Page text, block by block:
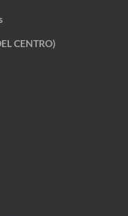
CENTRO)